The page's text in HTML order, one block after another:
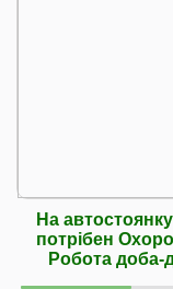
На
потрібен
Робота доба-